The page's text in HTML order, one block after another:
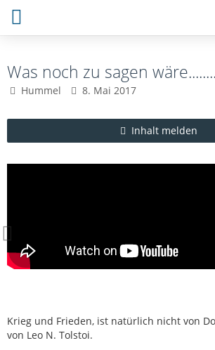
Was noch zu sagen
Hummel 8. Mai 2017
Inhalt melden
Krieg und Frieden, ist natürlich nicht von
von Leo N. Tolstoi.